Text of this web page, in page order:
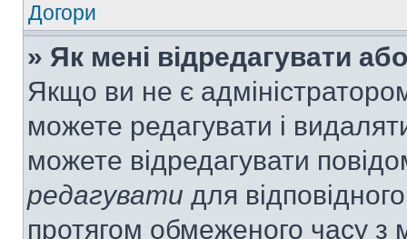
Догори
» Як мені відредагувати
Якщо ви не є
можете редагувати і
можете відредагувати
редагувати для
протягом обмеженого часу